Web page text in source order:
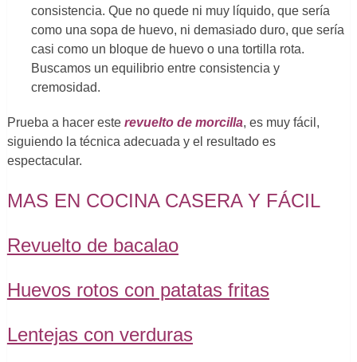
consistencia. Que no quede ni muy líquido, que sería
como una sopa de huevo, ni demasiado duro, que sería
casi como un bloque de huevo o una tortilla rota.
Buscamos un equilibrio entre consistencia y
cremosidad.
Prueba a hacer esterevuelto de morcilla, es muy fácil,
siguiendo la técnica adecuada y el resultado es
espectacular.
MAS EN COCINA CASERA Y FÁCIL
Revuelto de bacalao
Huevos rotos con patatas fritas
Lentejas con verduras